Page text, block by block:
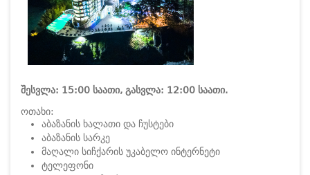
შესვლა: 15:00 საათი, გასვლა: 12:00 საათი.
ოთახი:
აბაზანის ხალათი და ჩუსტები
აბაზანის სარკე
მაღალი სიჩქარის უკაბელო ინტერნეტი
ტელეფონი